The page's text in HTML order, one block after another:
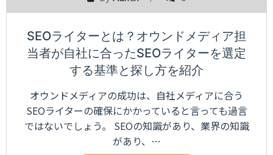
SEOライターとは？オウンドメディア担
当者が自社に合ったSEOライターを選定
する基準と探し方を紹介
オウンドメディアの成功は、自社メディアに合う
SEOライターの確保にかかっていると言っても過言
ではないでしょう。 SEOの知識があり、業界の知識
があり、…